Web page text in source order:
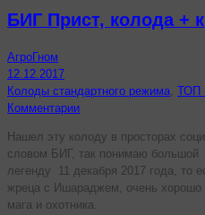
БИГ Прист, колода +
АгроГном
12.12.2017
Колоды стандартного режима ТОП
Комментарии
Нашел эту колоду в просторах
словом БИГ, так понимаю
легенду 11 декабря 2017 года, то
жреца с Ишараджем, очень хорошо
мага и охотника.